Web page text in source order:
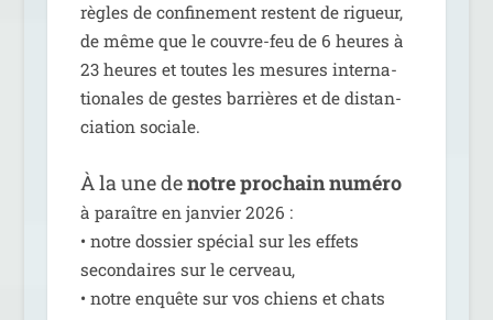
règles de confi­ne­ment res­tent de rigueur,
de même que le couvre-feu de 6 heures à
23 heures et toutes les mesures inter­na­
tio­nales de gestes bar­rières et de dis­tan­
cia­tion sociale.
À la une denotre pro­chain numé­ro
à paraître en jan­vier 2026 :
• notre dos­sier spé­cial sur les effets
secon­daires sur le cer­veau,
• notre enquête sur vos chiens et chats